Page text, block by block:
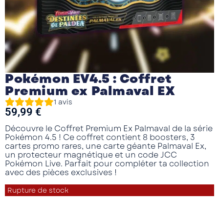
Pokémon EV4.5 : Coffret
Premium ex Palmaval EX
1 avis
59,99 €
Découvre le Coffret Premium Ex Palmaval de la série
Pokémon 4.5 ! Ce coffret contient 8 boosters, 3
cartes promo rares, une carte géante Palmaval Ex,
un protecteur magnétique et un code JCC
Pokémon Live. Parfait pour compléter ta collection
avec des pièces exclusives !
Rupture de stock